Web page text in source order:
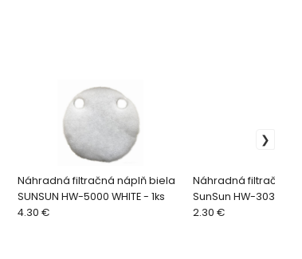
Náhradná filtračná náplň biela
SUNSUN HW-5000 WHITE - 1ks
4.30 €
Náhradná filtračná
SunSun HW-303
2.30 €